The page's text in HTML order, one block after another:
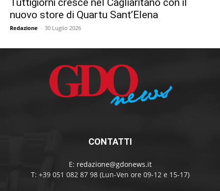
Tuttigiorni cresce nel Cagliaritano con il
nuovo store di Quartu Sant’Elena
Redazione - 30 Luglio 2026
CONTATTI
E: redazione@gdonews.it
T: +39 051 082 87 98 (Lun-Ven ore 09-12 e 15-17)